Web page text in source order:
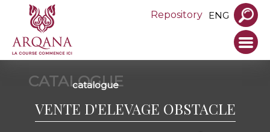
Repository ENG
CATALOGUE
catalogue
VENTE D'ELEVAGE OBSTACLE